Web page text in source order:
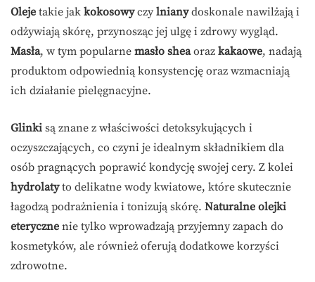
Oleje takie jak kokosowyczy lnianydoskonale nawilżają i
odżywiają skórę, przynosząc jej ulgę i zdrowy wygląd.
Masła, w tym popularne masło sheaoraz kakaowe, nadają
produktom odpowiednią konsystencję oraz wzmacniają
ich działanie pielęgnacyjne.
Glinki są znane z właściwości detoksykujących i
oczyszczających, co czyni je idealnym składnikiem dla
osób pragnących poprawić kondycję swojej cery. Z kolei
hydrolatyto delikatne wody kwiatowe, które skutecznie
łagodzą podrażnienia i tonizują skórę. Naturalne olejki
eteryczne nie tylko wprowadzają przyjemny zapach do
kosmetyków, ale również oferują dodatkowe korzyści
zdrowotne.